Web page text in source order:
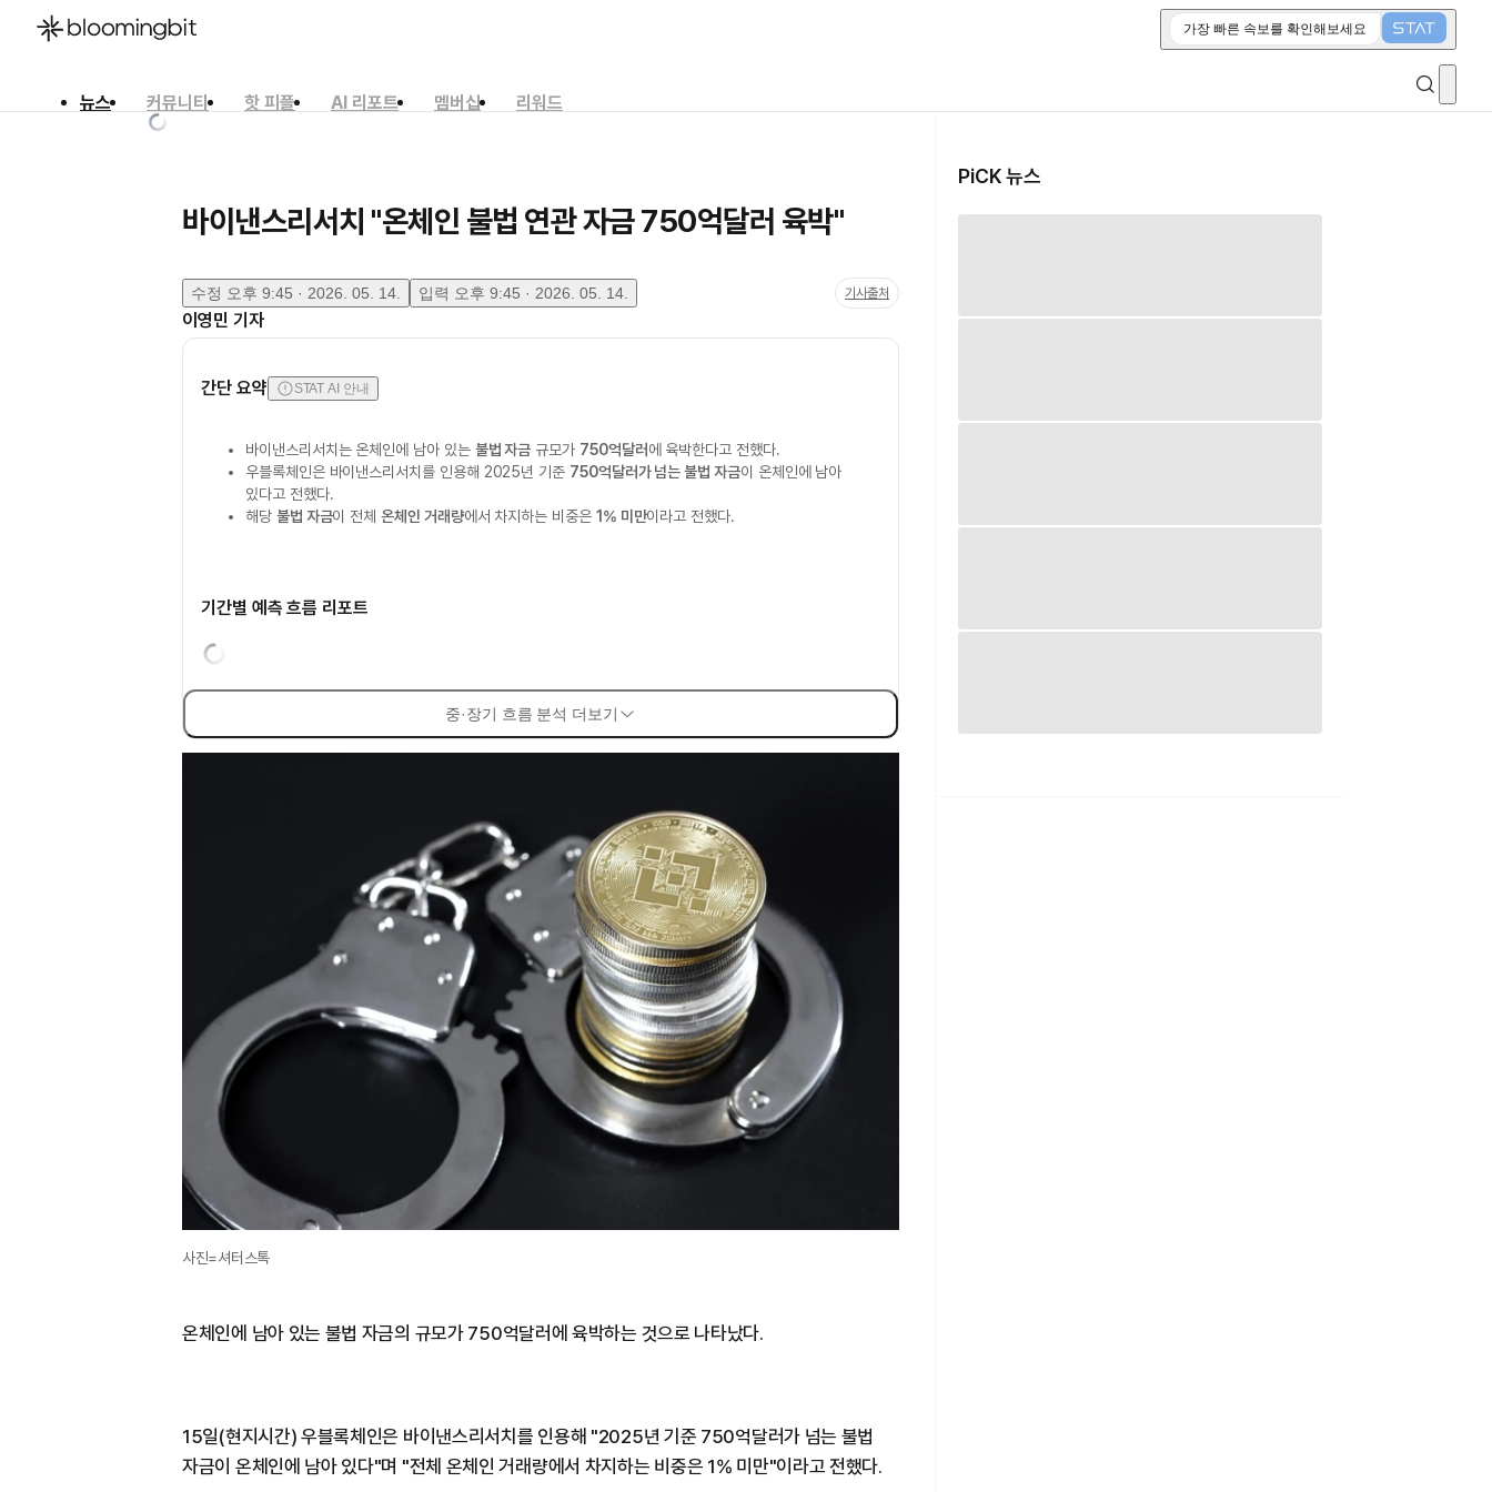
가장 빠른 속보를 확인해보세요
뉴스 커뮤니티 핫 피플 AI 리포트 멤버십
리워드
바이낸스리서치 "온체인 불법 연관 자금 750억달러 육박"
수정 오후 9:45 · 2026. 05. 14. 입력 오후 9:45 · 2026. 05. 14. 기사출처
이영민 기자
간단 요약 STAT AI 안내
바이낸스리서치는 온체인에 남아 있는 불법 자금 규모가 750억달러에 육박한다고 전했다.
우블록체인은 바이낸스리서치를 인용해 2025년 기준 750억달러가 넘는 불법 자금이 온체인에 남아
있다고 전했다.
해당 불법 자금이 전체온체인 거래량에서 차지하는 비중은 1% 미만이라고 전했다.
기간별 예측 흐름 리포트
중·장기 흐름 분석 더보기
사진=셔터스톡
온체인에 남아 있는 불법 자금의 규모가 750억달러에 육박하는 것으로 나타났다.
15일(현지시간) 우블록체인은 바이낸스리서치를 인용해 "2025년 기준 750억달러가 넘는 불법
자금이 온체인에 남아 있다"며 "전체 온체인 거래량에서 차지하는 비중은 1% 미만"이라고 전했다.
PiCK 뉴스